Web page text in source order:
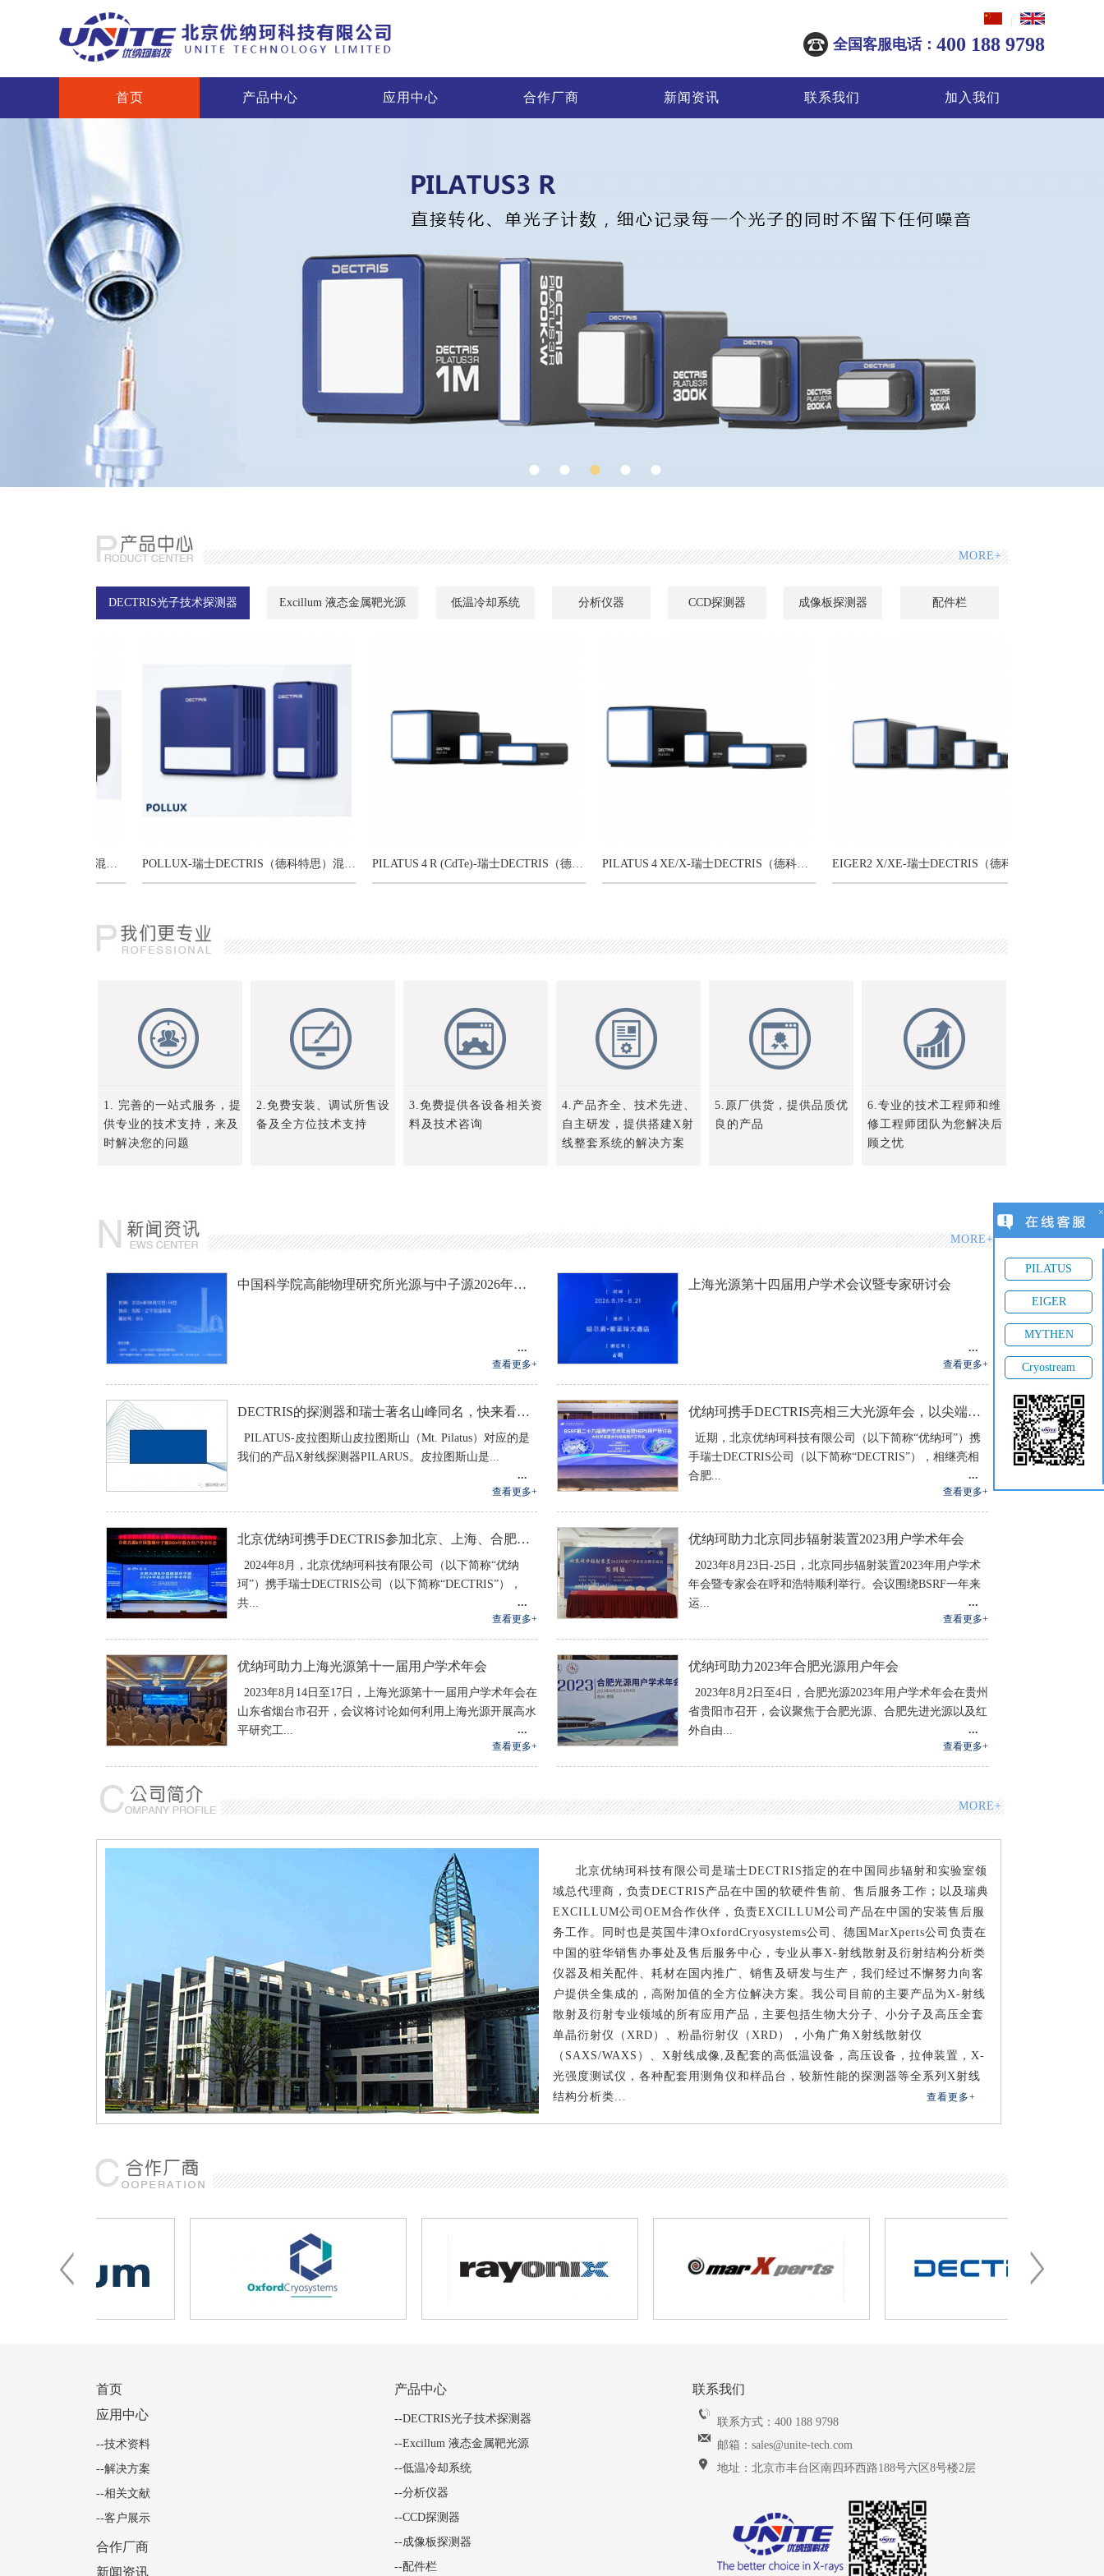
全国客服电话： 400 188 9798
首页 产品中心 应用中心 合作厂商 新闻资讯 联系我们 加入我们
● ● ● ● ●
MORE+
DECTRIS光子技术探测器 Excillum 液态金属靶光源 低温冷却系统 分析仪器 CCD探测器 成像板探测器 配件栏
SELUN-瑞士DECTRIS（德科特思）混合像素光子计数X射线探测器 POLLUX-瑞士DECTRIS（德科特思）混合像素光子计数X射线探测器 PILATUS 4 R (CdTe)-瑞士DECTRIS（德科特思）混合像素光子计数X射线探测器 PILATUS 4 XE/X-瑞士DECTRIS（德科特思）混合像素光子计数X射线探测器 EIGER2 X/XE-瑞士DECTRIS（德科特思）混合像素光子计数X射线探测器
1. 完善的一站式服务，提
供专业的技术支持，来及
时解决您的问题
2.免费安装、调试所售设
备及全方位技术支持
3.免费提供各设备相关资
料及技术咨询
4.产品齐全、技术先进、
自主研发，提供搭建X射
线整套系统的解决方案
5.原厂供货，提供品质优
良的产品
6.专业的技术工程师和维
修工程师团队为您解决后
顾之忧
MORE+
中国科学院高能物理研究所光源与中子源2026年联合用户学术年会
查看更多+
上海光源第十四届用户学术会议暨专家研讨会
查看更多+
DECTRIS的探测器和瑞士著名山峰同名，快来看看分别对应哪座山峰吧！关注转发有抽奖。
2026-02-08
PILATUS-皮拉图斯山皮拉图斯山（Mt. Pilatus）对应的是
我们的产品X射线探测器PILARUS。皮拉图斯山是...
查看更多+
优纳珂携手DECTRIS亮相三大光源年会，以尖端探测 技术共筑科研新生态
2025-08-29
近期，北京优纳珂科技有限公司（以下简称“优纳珂”）携
手瑞士DECTRIS公司（以下简称“DECTRIS”），相继亮相
合肥...
查看更多+
北京优纳珂携手DECTRIS参加北京、上海、合肥三大光源用户年会
2024-08-22
2024年8月，北京优纳珂科技有限公司（以下简称“优纳
珂”）携手瑞士DECTRIS公司（以下简称“DECTRIS”），
共...
查看更多+
优纳珂助力北京同步辐射装置2023用户学术年会
2023-08-28
2023年8月23日-25日，北京同步辐射装置2023年用户学术
年会暨专家会在呼和浩特顺利举行。会议围绕BSRF一年来
运...
查看更多+
优纳珂助力上海光源第十一届用户学术年会
2023-08-21
2023年8月14日至17日，上海光源第十一届用户学术年会在
山东省烟台市召开，会议将讨论如何利用上海光源开展高水
平研究工...
查看更多+
优纳珂助力2023年合肥光源用户年会
2023-08-07
2023年8月2日至4日，合肥光源2023年用户学术年会在贵州
省贵阳市召开，会议聚焦于合肥光源、合肥先进光源以及红
外自由...
查看更多+
MORE+
北京优纳珂科技有限公司是瑞士DECTRIS指定的在中国同步辐射和实验室领
域总代理商，负责DECTRIS产品在中国的软硬件售前、售后服务工作；以及瑞典
EXCILLUM公司OEM合作伙伴，负责EXCILLUM公司产品在中国的安装售后服
务工作。同时也是英国牛津OxfordCryosystems公司、德国MarXperts公司负责在
中国的驻华销售办事处及售后服务中心，专业从事X-射线散射及衍射结构分析类
仪器及相关配件、耗材在国内推广、销售及研发与生产，我们经过不懈努力向客
户提供全集成的，高附加值的全方位解决方案。我公司目前的主要产品为X-射线
散射及衍射专业领域的所有应用产品，主要包括生物大分子、小分子及高压全套
单晶衍射仪（XRD）、粉晶衍射仪（XRD），小角广角X射线散射仪
（SAXS/WAXS）、X射线成像,及配套的高低温设备，高压设备，拉伸装置，X-
光强度测试仪，各种配套用测角仪和样品台，较新性能的探测器等全系列X射线
结构分析类...
查看更多+
首页
应用中心
--技术资料
--解决方案
--相关文献
--客户展示
合作厂商
新闻资讯
产品中心
--DECTRIS光子技术探测器
--Excillum 液态金属靶光源
--低温冷却系统
--分析仪器
--CCD探测器
--成像板探测器
--配件栏
联系我们
联系方式：400 188 9798
邮箱：sales@unite-tech.com
地址：北京市丰台区南四环西路188号六区8号楼2层
×
PILATUS
EIGER
MYTHEN
Cryostream